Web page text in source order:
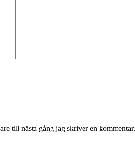
till nästa gång jag skriver en kommentar.